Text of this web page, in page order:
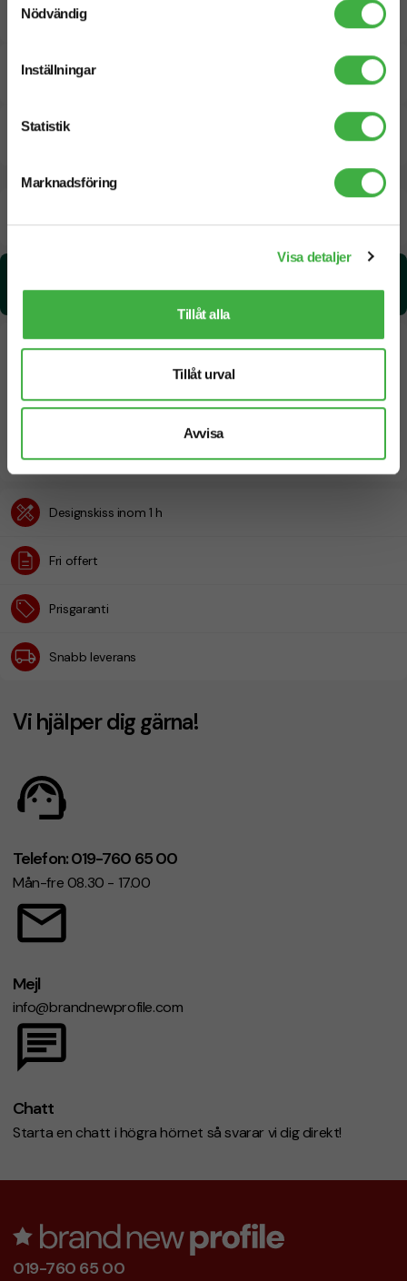
Nödvändig
Inställningar
Statistik
Marknadsföring
Visa detaljer
Tillåt alla
Tillåt urval
Avvisa
Tryckmetoder
Pristabell
CO₂e -avtryck
Snabbare leverans? Kontakta oss.
18.05 kg CO₂e / per styck
Designskiss inom 1 h
Fri offert
Prisgaranti
Snabb leverans
Vi hjälper dig gärna!
Telefon: 019-760 65 00
Mån-fre 08.30 - 17.00
Mejl
info@brandnewprofile.com
Chatt
Starta en chatt i högra hörnet så svarar vi dig direkt!
019-760 65 00